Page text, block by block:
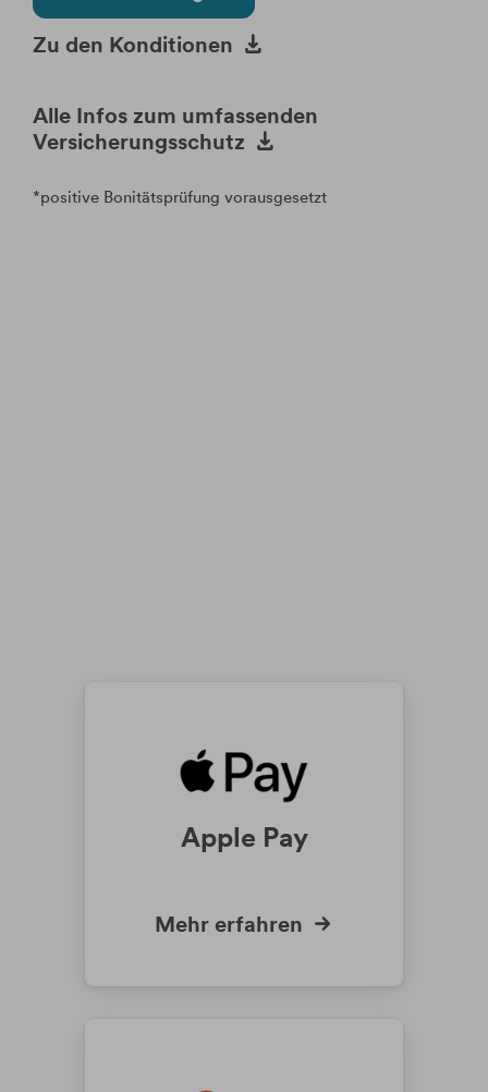
Änderung Rateneinzugskonto
Änderung Ratentermin
Hebelprodukte
Direkthandel
Krypto-ETPs
Investmentrechner
Steuerinformationen
eBanking Login
Zu den Konditionen
Alle Infos zum umfassenden
Versicherungsschutz
*positive Bonitätsprüfung vorausgesetzt
Apple Pay
Mehr erfahren